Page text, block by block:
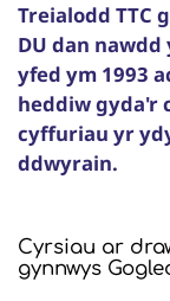
Treialodd TTC
DU dan
yfed ym 1993
heddiw gyda'r
cyffuriau yr
ddwyrain.
Cyrsiau ar
gynnwys